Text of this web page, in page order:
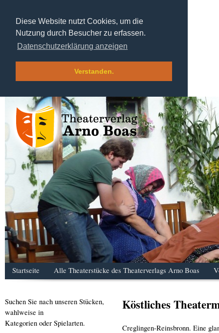
Diese Website nutzt Cookies, um die
Nutzung durch Besucher zu erfassen.
Datenschutzerklärung anzeigen
Verstanden.
Startseite Alle Theaterstücke des Theaterverlags Arno Boas
Suchen Sie nach unseren Stücken,
wahlweise in
Kategorien oder Spielarten.
Köstliches
Creglingen-Reinsbronn. Eine